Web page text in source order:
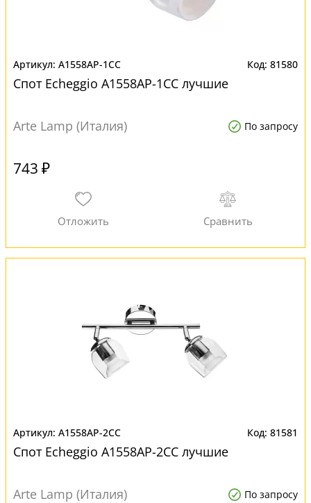
A1558AP-1CC 81580
Спот Echeggio A1558AP-1CC лучшие
Arte Lamp (Италия) По запросу
743 ₽
A1558AP-2CC 81581
Спот Echeggio A1558AP-2CC лучшие
Arte Lamp (Италия) По запросу